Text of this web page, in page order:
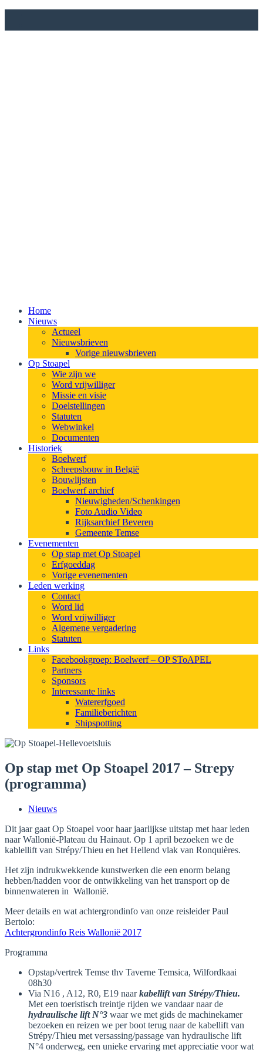
Home
Nieuws
Actueel
Nieuwsbrieven
Vorige nieuwsbrieven
Op Stoapel
Wie zijn we
Word vrijwilliger
Missie en visie
Doelstellingen
Statuten
Webwinkel
Documenten
Historiek
Boelwerf
Scheepsbouw in België
Bouwlijsten
Boelwerf archief
Nieuwigheden/Schenkingen
Foto Audio Video
Rijksarchief Beveren
Gemeente Temse
Evenementen
Op stap met Op Stoapel
Erfgoeddag
Vorige evenementen
Leden werking
Contact
Word lid
Word vrijwilliger
Algemene vergadering
Statuten
Links
Facebookgroep: Boelwerf – OP SToAPEL
Partners
Sponsors
Interessante links
Watererfgoed
Familieberichten
Shipspotting
Op stap met Op Stoapel 2017 – Strepy
(programma)
Nieuws
Dit jaar gaat Op Stoapel voor haar jaarlijkse uitstap met haar leden
naar Wallonië-Plateau du Hainaut. Op 1 april bezoeken we de
kablellift van Strépy/Thieu en het Hellend vlak van Ronquières.
Het zijn indrukwekkende kunstwerken die een enorm belang
hebben/hadden voor de ontwikkeling van het transport op de
binnenwateren in Wallonië.
Meer details en wat achtergrondinfo van onze reisleider Paul
Bertolo:
Achtergrondinfo Reis Wallonië 2017
Programma
Opstap/vertrek Temse thv Taverne Temsica, Wilfordkaai
08h30
Via N16 , A12, R0, E19 naarkabellift van Strépy/Thieu.
Met een toeristisch treintje rijden we vandaar naar de
hydraulische lift N°3 waar we met gids de machinekamer
bezoeken en reizen we per boot terug naar de kabellift van
Strépy/Thieu met versassing/passage van hydraulische lift
N°4 onderweg, een unieke ervaring met appreciatie voor wat